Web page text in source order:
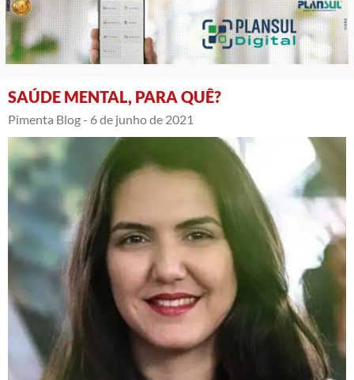
SAÚDE MENTAL, PARA QUÊ?
Pimenta Blog - 6 de junho de 2021